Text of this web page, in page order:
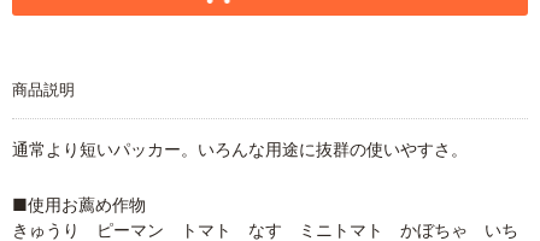
商品説明
通常より短いパッカー。いろんな用途に抜群の使いやすさ。
■使用お薦め作物
きゅうり ピーマン トマト なす ミニトマト かぼちゃ いち